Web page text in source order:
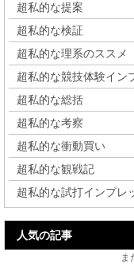
超私的な提案
超私的な検証
超私的な理系のススメ
超私的な競技体験イン
超私的な総括
超私的な考察
超私的な衝動買い
超私的な観戦記
超私的な試打インプレ
人気の記事
ま